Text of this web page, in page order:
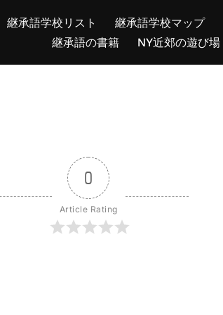
継承語学校リスト 継承語学校マップ
継承語の書籍
NY近郊の遊び場
0
Article Rating